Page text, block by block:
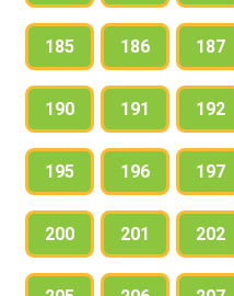
185 186 187
190 191 192
195 196 197
200 201 202